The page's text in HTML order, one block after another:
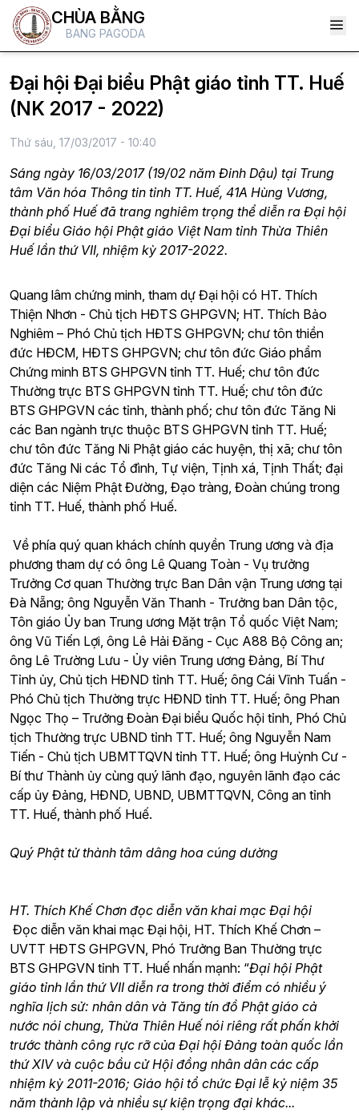
CHÙA BẰNG
BANG PAGODA
Đại hội Đại biểu Phật giáo tỉnh TT. Huế
(NK 2017 - 2022)
Thứ sáu, 17/03/2017 - 10:40
Sáng ngày 16/03/2017 (19/02 năm Đinh Dậu) tại Trung
tâm Văn hóa Thông tin tỉnh TT. Huế, 41A Hùng Vương,
thành phố Huế đã trang nghiêm trọng thể diễn ra Đại hội
Đại biểu Giáo hội Phật giáo Việt Nam tỉnh Thừa Thiên
Huế lần thứ VII, nhiệm kỳ 2017-2022.
Quang lâm chứng minh, tham dự Đại hội có HT. Thích
Thiện Nhơn - Chủ tịch HĐTS GHPGVN; HT. Thích Bảo
Nghiêm – Phó Chủ tịch HĐTS GHPGVN; chư tôn thiền
đức HĐCM, HĐTS GHPGVN; chư tôn đức Giáo phẩm
Chứng minh BTS GHPGVN tỉnh TT. Huế; chư tôn đức
Thường trực BTS GHPGVN tỉnh TT. Huế; chư tôn đức
BTS GHPGVN các tỉnh, thành phố; chư tôn đức Tăng Ni
các Ban ngành trực thuộc BTS GHPGVN tỉnh TT. Huế;
chư tôn đức Tăng Ni Phật giáo các huyện, thị xã; chư tôn
đức Tăng Ni các Tổ đình, Tự viện, Tịnh xá, Tịnh Thất; đại
diện các Niệm Phật Đường, Đạo tràng, Đoàn chúng trong
tỉnh TT. Huế, thành phố Huế.
Về phía quý quan khách chính quyền Trung ương và địa
phương tham dự có ông Lê Quang Toàn - Vụ trưởng
Trưởng Cơ quan Thường trực Ban Dân vận Trung ương tại
Đà Nẵng; ông Nguyễn Văn Thanh - Trưởng ban Dân tộc,
Tôn giáo Ủy ban Trung ương Mặt trận Tổ quốc Việt Nam;
ông Vũ Tiến Lợi, ông Lê Hải Đăng - Cục A88 Bộ Công an;
ông Lê Trường Lưu - Ủy viên Trung ương Đảng, Bí Thư
Tỉnh ủy, Chủ tịch HĐND tỉnh TT. Huế; ông Cái Vĩnh Tuấn -
Phó Chủ tịch Thường trực HĐND tỉnh TT. Huế; ông Phan
Ngọc Thọ – Trưởng Đoàn Đại biểu Quốc hội tỉnh, Phó Chủ
tịch Thường trực UBND tỉnh TT. Huế; ông Nguyễn Nam
Tiến - Chủ tịch UBMTTQVN tỉnh TT. Huế; ông Huỳnh Cư -
Bí thư Thành ủy cùng quý lãnh đạo, nguyên lãnh đạo các
cấp ủy Đảng, HĐND, UBND, UBMTTQVN, Công an tỉnh
TT. Huế, thành phố Huế.
Quý Phật tử thành tâm dâng hoa cúng dường
HT. Thích Khế Chơn đọc diễn văn khai mạc Đại hội
Đọc diễn văn khai mạc Đại hội, HT. Thích Khế Chơn –
UVTT HĐTS GHPGVN, Phó Trưởng Ban Thường trực
BTS GHPGVN tỉnh TT. Huế nhấn mạnh: “Đại hội Phật
giáo tỉnh lần thứ VII diễn ra trong thời điểm có nhiều ý
nghĩa lịch sử: nhân dân và Tăng tín đồ Phật giáo cả
nước nói chung, Thừa Thiên Huế nói riêng rất phấn khởi
trước thành công rực rỡ của Đại hội Đảng toàn quốc lần
thứ XIV và cuộc bầu cử Hội đồng nhân dân các cấp
nhiệm kỳ 2011-2016; Giáo hội tổ chức Đại lễ kỷ niệm 35
năm thành lập và nhiều sự kiện trọng đại khác...